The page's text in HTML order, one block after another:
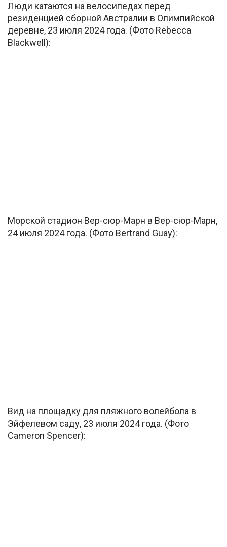
Люди катаются на велосипедах перед
резиденцией сборной Австралии в Олимпийской
деревне, 23 июля 2024 года. (Фото Rebecca
Blackwell):
Морской стадион Вер-сюр-Марн в Вер-сюр-Марн,
24 июля 2024 года. (Фото Bertrand Guay):
Вид на площадку для пляжного волейбола в
Эйфелевом саду, 23 июля 2024 года. (Фото
Cameron Spencer):